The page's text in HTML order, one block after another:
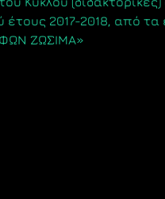
έτους 2017-2018, από τα
ΖΩΣΙΜΑ»